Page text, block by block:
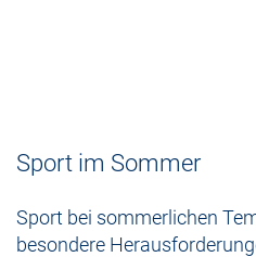
Sport im Sommer
Sport bei sommerlichen
besondere